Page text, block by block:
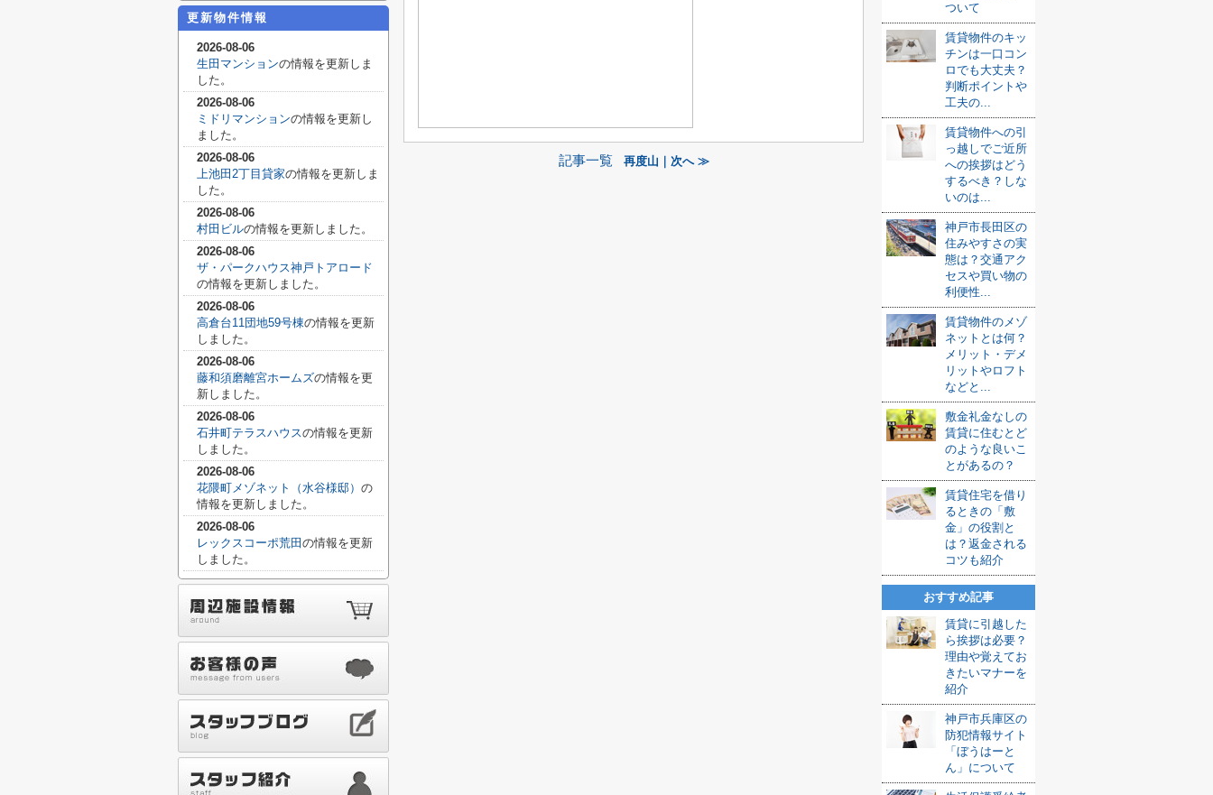
記事一覧 再度山｜次へ ≫
ついて
賃貸物件のキッ
チンは一口コン
ロでも大丈夫？
判断ポイントや
工夫の...
賃貸物件への引
っ越しでご近所
への挨拶はどう
するべき？しな
いのは...
神戸市長田区の
住みやすさの実
態は？交通アク
セスや買い物の
利便性...
賃貸物件のメゾ
ネットとは何？
メリット・デメ
リットやロフト
などと...
敷金礼金なしの
賃貸に住むとど
のような良いこ
とがあるの？
賃貸住宅を借り
るときの「敷
金」の役割と
は？返金される
コツも紹介
おすすめ記事
賃貸に引越した
ら挨拶は必要？
理由や覚えてお
きたいマナーを
紹介
神戸市兵庫区の
防犯情報サイト
「ぼうはーと
ん」について
更新物件情報
2026-08-06
生田マンションの情報を更新しま
した。
2026-08-06
ミドリマンションの情報を更新し
ました。
2026-08-06
上池田2丁目貸家の情報を更新しま
した。
2026-08-06
村田ビルの情報を更新しました。
2026-08-06
ザ・パークハウス神戸トアロード
の情報を更新しました。
2026-08-06
高倉台11団地59号棟の情報を更新
しました。
2026-08-06
藤和須磨離宮ホームズの情報を更
新しました。
2026-08-06
石井町テラスハウスの情報を更新
しました。
2026-08-06
花隈町メゾネット（水谷様邸） の
情報を更新しました。
2026-08-06
レックスコーポ荒田 の情報を更新
しました。